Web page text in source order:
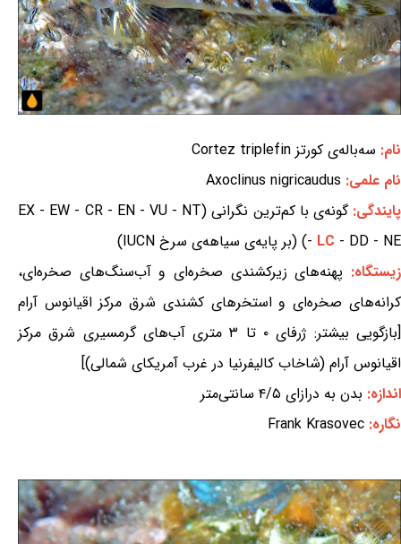
نام: سه‌باله‌ی کورتز Cortez triplefin
نام علمی: Axoclinus nigricaudus
پایندگی:
گونه‌ی با کم‌ترین نگرانی (EX - EW - CR - EN - VU - NT
- LC - DD - NE) (بر پایه‌ی سیاهه‌ی سرخ IUCN)
زیستگاه: پهنه‌های زیرکشندی صخره‌ای و آب‌سنگ‌های صخره‌ای،
کرانه‌های صخره‌ای و استخرهای کشندی شرق مرکز اقیانوس آرام
[بازگویی بیشتر: ژرفای ۰ تا ۳ متری آب‌های گرمسیری شرق مرکز
اقیانوس آرام (شاخاب کالیفرنیا در غرب آمریکای شمالی)]
اندازه: بدن به درازای ۴/۵ سانتی‌متر
نگاره: Frank Krasovec